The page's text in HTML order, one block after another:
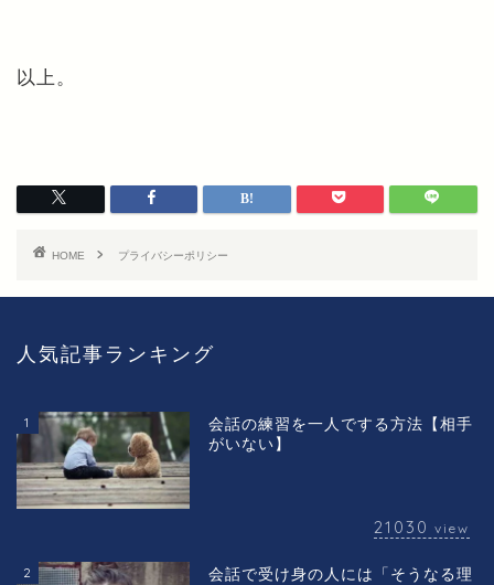
以上。
HOME プライバシーポリシー
人気記事ランキング
1
会話の練習を一人でする方法【相手
がいない】
21030 view
2
会話で受け身の人には「そうなる理